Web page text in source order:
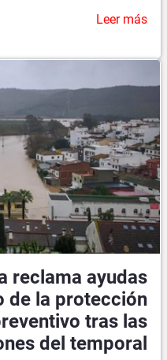
Leer más
reclama ayudas
de la protección
tras las
del temporal